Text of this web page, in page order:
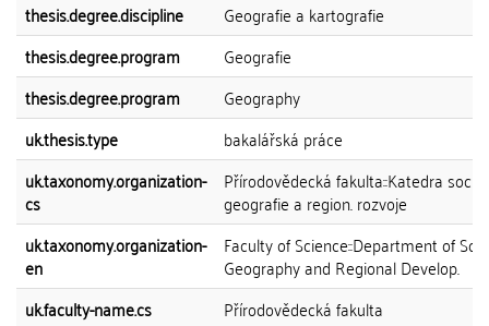
thesis.degree.discipline
Geografie a kartografie
thesis.degree.program
Geografie
thesis.degree.program
Geography
uk.thesis.type
bakalářská práce
uk.taxonomy.organization-
cs
Přírodovědecká fakulta::Katedra
geografie a region. rozvoje
uk.taxonomy.organization-
en
Faculty of Science::Department of
Geography and Regional Develop.
uk.faculty-name.cs
Přírodovědecká fakulta